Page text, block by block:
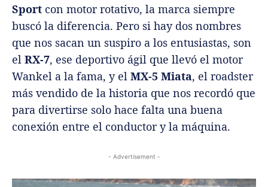
Sport con motor rotativo, la marca siempre
buscó la diferencia. Pero si hay dos nombres
que nos sacan un suspiro a los entusiastas, son
el RX-7, ese deportivo ágil que llevó el motor
Wankel a la fama, y el MX-5 Miata, el roadster
más vendido de la historia que nos recordó que
para divertirse solo hace falta una buena
conexión entre el conductor y la máquina.
- Advertisement -